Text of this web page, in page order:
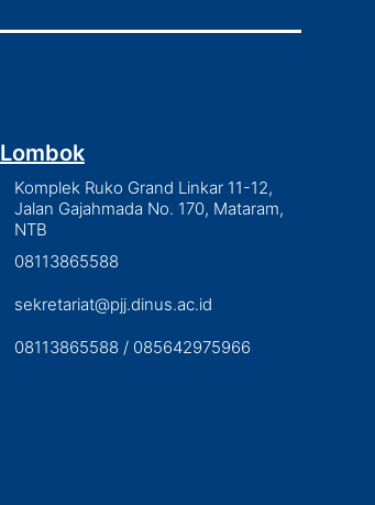
Lombok
Komplek Ruko Grand Linkar 11-12,
Jalan Gajahmada No. 170, Mataram,
NTB
08113865588
sekretariat@pjj.dinus.ac.id
08113865588 / 085642975966